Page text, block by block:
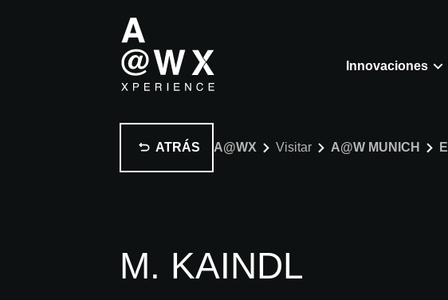
Innovaciones
ATRÁS A@WX Visitar A@W MUNICH
M. KAINDL